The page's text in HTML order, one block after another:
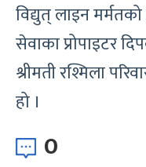
विद्युत् लाइन
सेवाका प्रोपाइटर
श्रीमती रश्मिला
हो ।
0